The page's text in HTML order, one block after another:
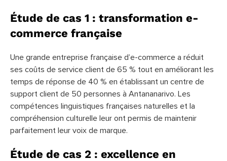
Étude de cas 1 : transformation e-
commerce française
Une grande entreprise française d’e-commerce a réduit
ses coûts de service client de 65 % tout en améliorant les
temps de réponse de 40 % en établissant un centre de
support client de 50 personnes à Antananarivo. Les
compétences linguistiques françaises naturelles et la
compréhension culturelle leur ont permis de maintenir
parfaitement leur voix de marque.
Étude de cas 2 : excellence en